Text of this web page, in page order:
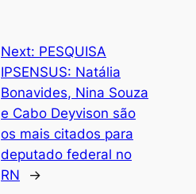
Next: PESQUISA
IPSENSUS: Natália
Bonavides, Nina Souza
e Cabo Deyvison são
os mais citados para
deputado federal no
RN
→